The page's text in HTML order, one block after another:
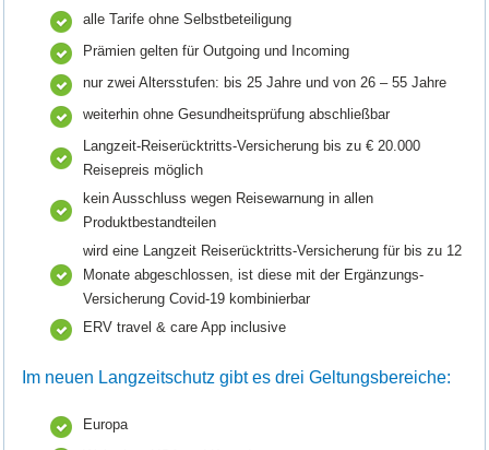
alle Tarife ohne Selbstbeteiligung
Prämien gelten für Outgoing und Incoming
nur zwei Altersstufen: bis 25 Jahre und von 26 – 55 Jahre
weiterhin ohne Gesundheitsprüfung abschließbar
Langzeit-Reiserücktritts-Versicherung bis zu € 20.000
Reisepreis möglich
kein Ausschluss wegen Reisewarnung in allen
Produktbestandteilen
wird eine Langzeit Reiserücktritts-Versicherung für bis zu 12
Monate abgeschlossen, ist diese mit der Ergänzungs-
Versicherung Covid-19 kombinierbar
ERV travel & care App inclusive
Im neuen Langzeitschutz gibt es drei Geltungsbereiche:
Europa